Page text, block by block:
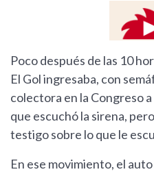
Poco después de las 10
El Gol ingresaba, con
colectora en la Congreso
que escuchó la sirena,
testigo sobre lo que le
En ese movimiento, el